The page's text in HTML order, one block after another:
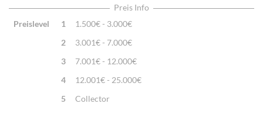
Traditionelle Machart
Preis Info
Preislevel
1
1.500€ - 3.000€
2
3.001€ - 7.000€
3
7.001€ - 12.000€
4
12.001€ - 25.000€
5
Collector